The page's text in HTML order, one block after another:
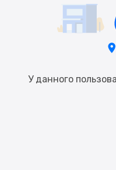
У данного